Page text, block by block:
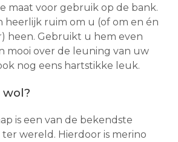
maat voor gebruik op de bank.
heerlijk ruim om u (of om en én
heen. Gebruikt u hem even
mooi over de leuning van uw
nog eens hartstikke leuk.
wol?
is een van de bekendste
wereld. Hierdoor is merino